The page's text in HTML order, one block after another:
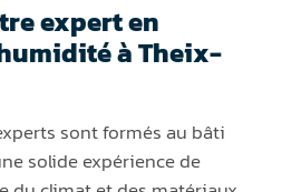
expert en
à Theix-
sont formés au bâti
solide expérience de